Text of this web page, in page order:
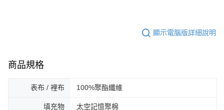
顯示電腦版詳細說明
商品規格
表布 / 裡布 100%聚酯纖維
填充物 太空記憶聚棉